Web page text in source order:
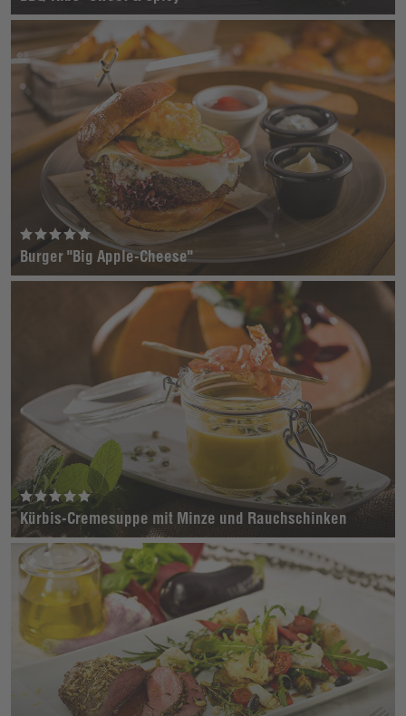
Burger "Big Apple-Cheese"
Kürbis-Cremesuppe mit Minze und Rauchschinken